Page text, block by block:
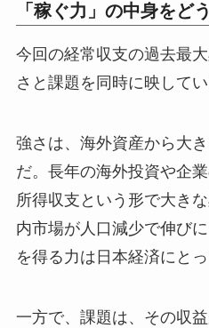
「稼ぐ力」の中身をど
今回の経常収支の過去最
さと課題を同時に映してい
強さは、海外資産から大
だ。長年の海外投資や企
所得収支という形で大き
内市場が人口減少で伸び
を得る力は日本経済にと
一方で、課題は、その収